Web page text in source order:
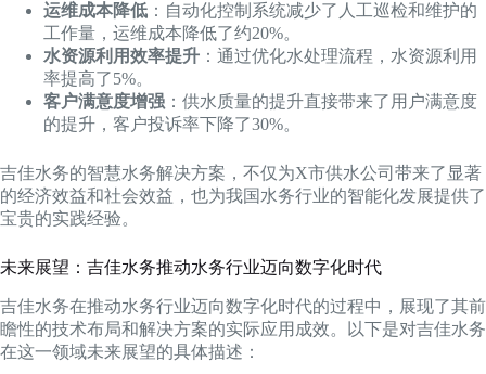
运维成本降低 ：自动化控制系统减少了人工巡检和维护的
工作量，运维成本降低了约20%。
水资源利用效率提升 ：通过优化水处理流程，水资源利用
率提高了5%。
客户满意度增强 ：供水质量的提升直接带来了用户满意度
的提升，客户投诉率下降了30%。
吉佳水务的智慧水务解决方案，不仅为X市供水公司带来了显著
的经济效益和社会效益，也为我国水务行业的智能化发展提供了
宝贵的实践经验。
未来展望：吉佳水务推动水务行业迈向数字化时代
吉佳水务在推动水务行业迈向数字化时代的过程中，展现了其前
瞻性的技术布局和解决方案的实际应用成效。以下是对吉佳水务
在这一领域未来展望的具体描述：